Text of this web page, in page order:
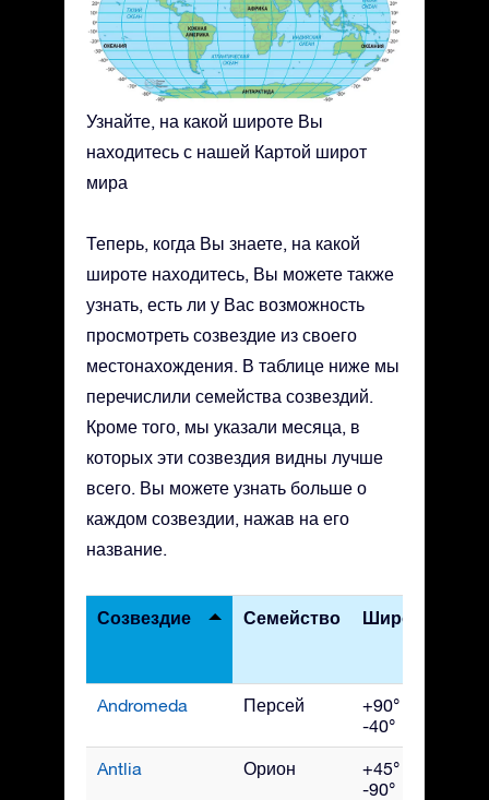
Узнайте, на какой широте Вы
находитесь с нашей Картой широт
мира
Теперь, когда Вы знаете, на какой
широте находитесь, Вы можете также
узнать, есть ли у Вас возможность
просмотреть созвездие из своего
местонахождения. В таблице ниже мы
перечислили семейства созвездий.
Кроме того, мы указали месяца, в
которых эти созвездия видны лучше
всего. Вы можете узнать больше о
каждом созвездии, нажав на его
название.
Созвездие Семейство Широты
Andromeda Персей
+90° до
-40°
Antlia Орион
+45° до
-90°